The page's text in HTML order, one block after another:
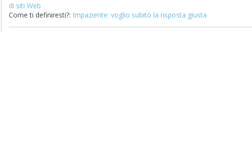
di siti Web
Come ti definiresti?: Impaziente: voglio subito la risposta giusta